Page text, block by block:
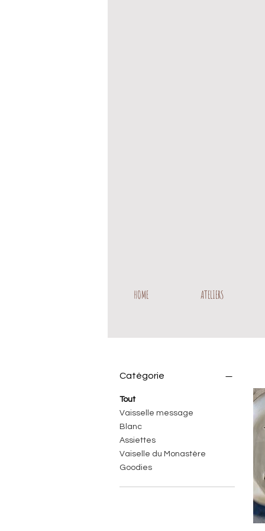
HOME ATELIERS
Catégorie
Tout
Vaisselle message
Blanc
Assiettes
Vaiselle du Monastère
Goodies